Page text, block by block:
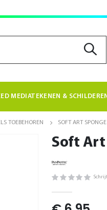
MEDIATEKENEN &
TOEBEHOREN SOFT ART
Soft Art